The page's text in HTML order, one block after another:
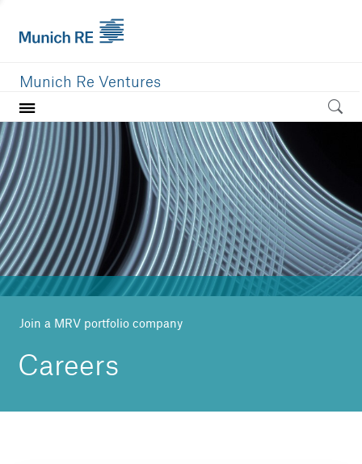
Munich Re Ventures
Home
Our value
Portfolio
Investment areas
Team
News
Join a MRV portfolio company
Careers